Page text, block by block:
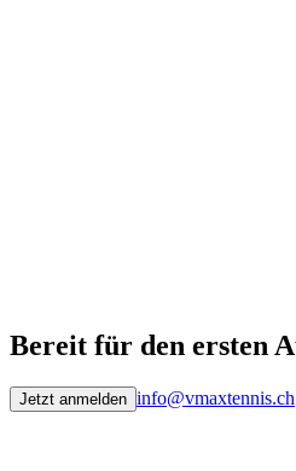
Bereit für den ersten
Jetzt anmelden info@vmaxtennis.ch